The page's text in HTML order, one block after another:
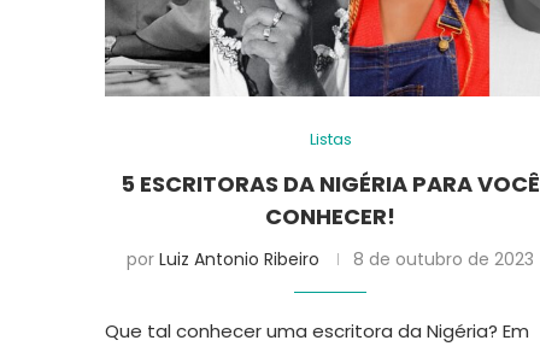
Listas
5 ESCRITORAS DA NIGÉRIA PARA VOCÊ
CONHECER!
porLuiz Antonio Ribeiro 8 de outubro de 2023
Que tal conhecer uma escritora da Nigéria? Em